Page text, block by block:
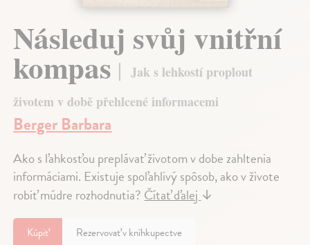
Následuj svůj vnitřní
kompas
Jak s lehkostí proplout
životem v době přehlcené informacemi
Berger Barbara
Ako s ľahkosťou preplávať životom v dobe zahltenia
informáciami. Existuje spoľahlivý spôsob, ako v živote
robiť múdre rozhodnutia?Čítať ďalej↓
Kúpiť Rezervovať v kníhkupectve